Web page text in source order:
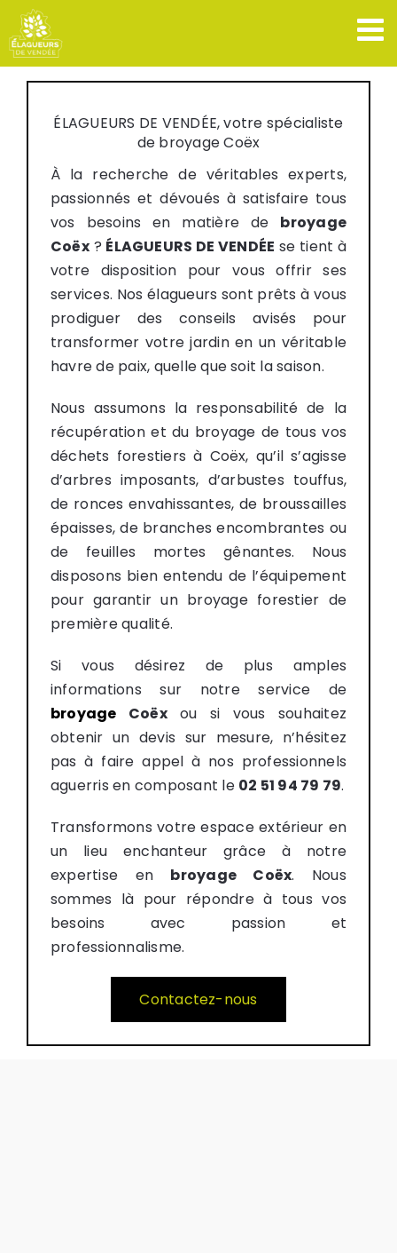
Passer
au
contenu
ÉLAGUEURS DE VENDÉE, votre spécialiste
de broyage Coëx
À la recherche de véritables experts,
passionnés et dévoués à satisfaire tous
vos besoins en matière de broyage
Coëx? ÉLAGUEURS DE VENDÉE se tient à
votre disposition pour vous offrir ses
services. Nos élagueurs sont prêts à vous
prodiguer des conseils avisés pour
transformer votre jardin en un véritable
havre de paix, quelle que soit la saison.
Nous assumons la responsabilité de la
récupération et du broyage de tous vos
déchets forestiers à Coëx, qu’il s’agisse
d’arbres imposants, d’arbustes touffus,
de ronces envahissantes, de broussailles
épaisses, de branches encombrantes ou
de feuilles mortes gênantes. Nous
disposons bien entendu de l’équipement
pour garantir un broyage forestier de
première qualité.
Si vous désirez de plus amples
informations sur notre service de
broyage Coëxou si vous souhaitez
obtenir un devis sur mesure, n’hésitez
pas à faire appel à nos professionnels
aguerris en composant le 02 51 94 79 79.
Transformons votre espace extérieur en
un lieu enchanteur grâce à notre
expertise en broyage Coëx. Nous
sommes là pour répondre à tous vos
besoins avec passion et
professionnalisme.
Contactez-nous